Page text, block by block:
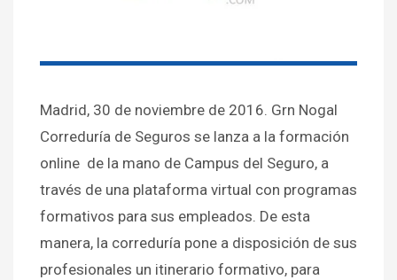
Madrid, 30 de noviembre de 2016. Grn Nogal
Correduría de Seguros se lanza a la formación
online de la mano de Campus del Seguro, a
través de una plataforma virtual con programas
formativos para sus empleados. De esta
manera, la correduría pone a disposición de sus
profesionales un itinerario formativo, para